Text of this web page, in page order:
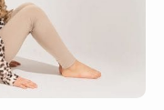
courtains, Heyday
Black
31,90